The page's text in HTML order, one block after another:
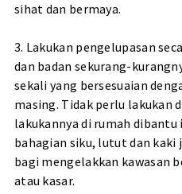
sihat dan bermaya.
3. Lakukan pengelupasan
dan badan sekurang-
sekali yang bersesuaian
masing. Tidak perlu lakukan
lakukannya di rumah
bahagian siku, lutut dan kaki
bagi mengelakkan kawasan
atau kasar.